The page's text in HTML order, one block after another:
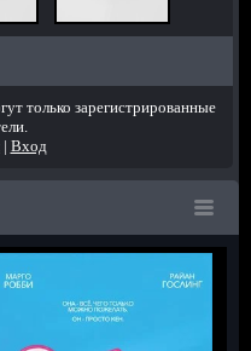
только зарегистрированные
| Вход